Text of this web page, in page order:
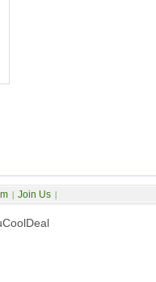
| Join Us |